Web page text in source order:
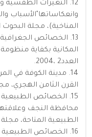
12. التغيرات الطقسية
وانعكاساتها"الأسباب
المناخية)، مجلة البحوث
13. الخصائص
المكانية بكفاية
العدد2 ،2004.
14. مدينة الكوفة في
القرن الثامن الهجري، مجلة
15. الخصائص
محافظة النجف وعلاقتها
الطبيعية المتاحة، مجلة
16. الخصائص